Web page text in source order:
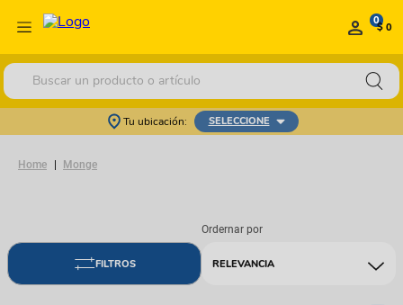
0$ 0
Buscar un producto o artículo
Tu ubicación: SELECCIONE
Monge
RELEVANCIA